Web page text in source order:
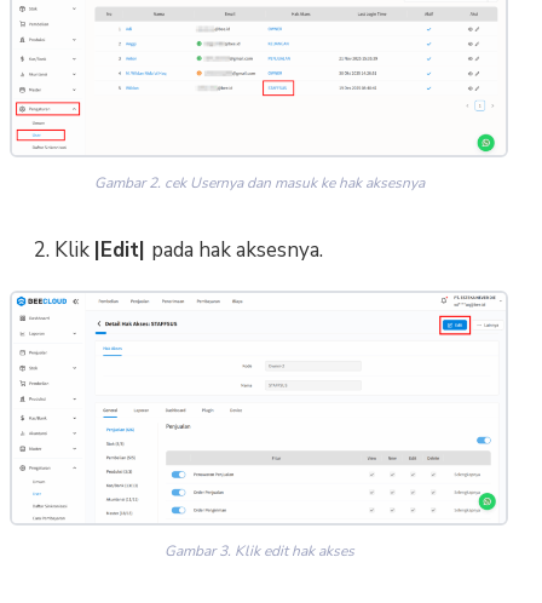
Gambar 2. cek Usernya dan masuk ke hak aksesnya
2. Klik |Edit| pada hak aksesnya.
Gambar 3. Klik edit hak akses